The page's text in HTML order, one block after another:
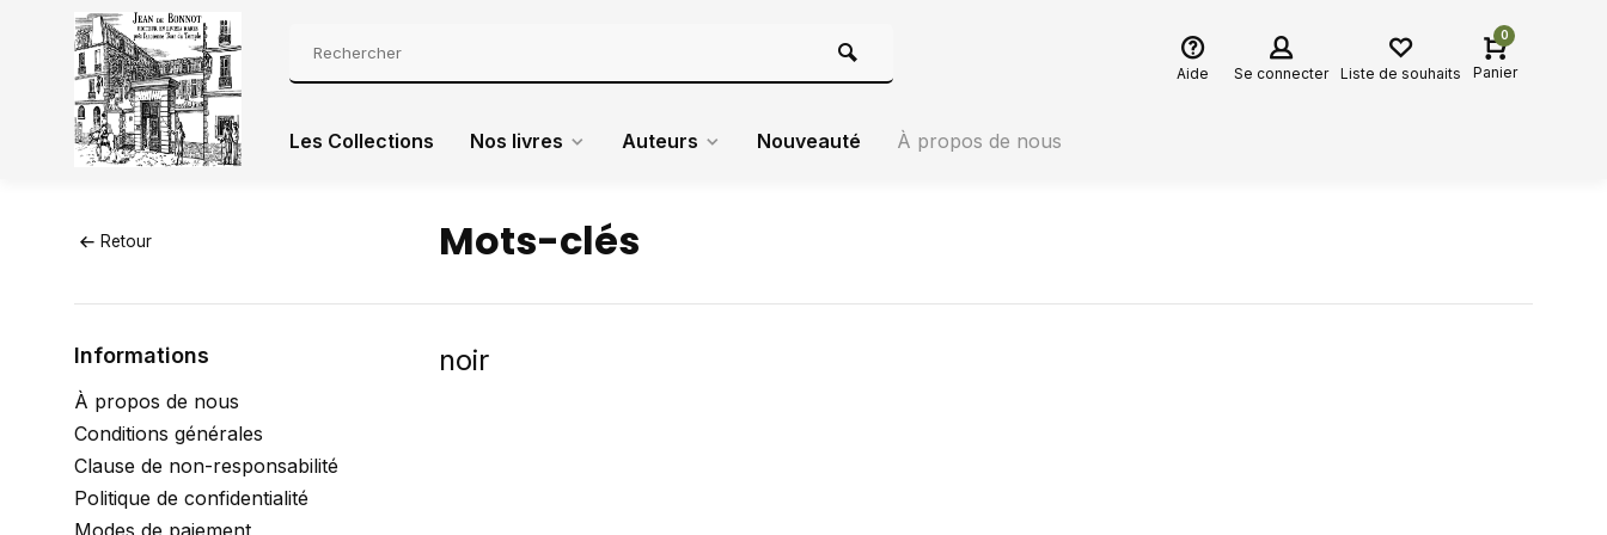
Aide Se connecter Liste de souhaits
0
Panier
Les Collections Nos livres Auteurs Nouveauté À propos de nous
Retour Mots-clés
Informations
À propos de nous
Conditions générales
Clause de non-responsabilité
Politique de confidentialité
Modes de paiement
noir